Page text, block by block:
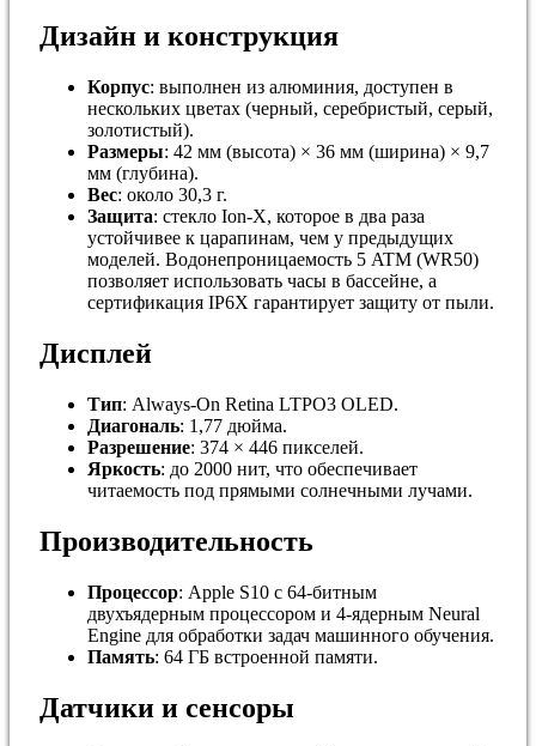
Дизайн и конструкция
Корпус: выполнен из алюминия, доступен в
нескольких цветах (черный, серебристый, серый,
золотистый).
Размеры: 42 мм (высота) × 36 мм (ширина) × 9,7
мм (глубина).
Вес: около 30,3 г.
Защита: стекло Ion-X, которое в два раза
устойчивее к царапинам, чем у предыдущих
моделей. Водонепроницаемость 5 ATM (WR50)
позволяет использовать часы в бассейне, а
сертификация IP6X гарантирует защиту от пыли.
Дисплей
Тип: Always-On Retina LTPO3 OLED.
Диагональ: 1,77 дюйма.
Разрешение: 374 × 446 пикселей.
Яркость: до 2000 нит, что обеспечивает
читаемость под прямыми солнечными лучами.
Производительность
Процессор: Apple S10 с 64-битным
двухъядерным процессором и 4-ядерным Neural
Engine для обработки задач машинного обучения.
Память: 64 ГБ встроенной памяти.
Датчики и сенсоры